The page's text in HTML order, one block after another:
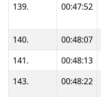
139.
00:47:52
140. 00:48:07
141.
00:48:13
143.
00:48:22